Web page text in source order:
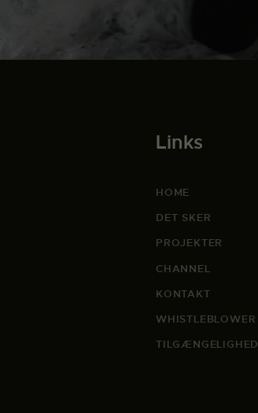
Links
HOME
DET SKER
PROJEKTER
CHANNEL
KONTAKT
WHISTLEBLOWER
TILGÆNGELIGHED